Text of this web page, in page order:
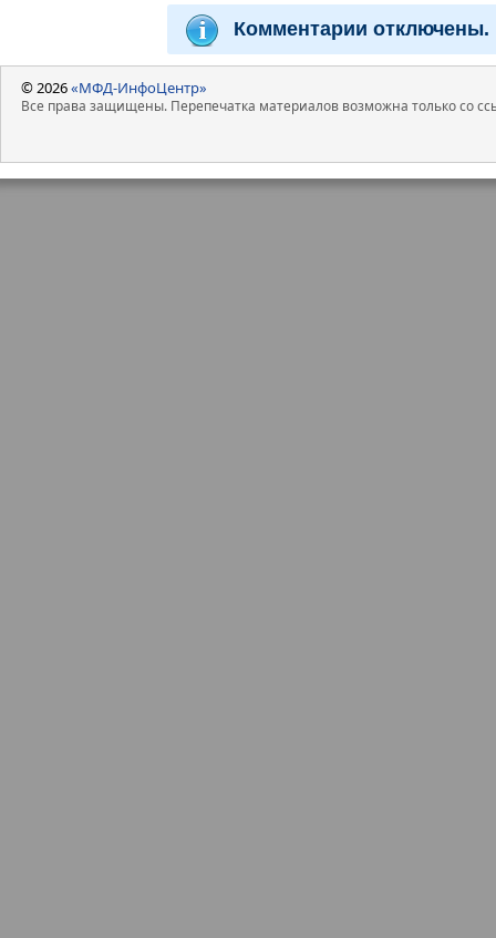
Комментарии отключены.
© 2026«МФД-ИнфоЦентр»
Все права защищены. Перепечатка материалов возможна только со